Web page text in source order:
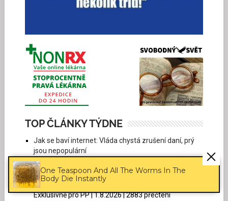
One Teaspoon And All The Worms In The
Body Die Instantly
TOP ČLÁNKY TÝDNE
Jak se baví internet: Vláda chystá zrušení daní, prý
jsou nepopulární
Humor | 1.8.2026 | 6478 přečtení
Blokáda Oděsy potvrzena. Ukrajina se stává
vnitrozemským státem
Exklusivně pro PP | 1.8.2026 | 2883 přečtení